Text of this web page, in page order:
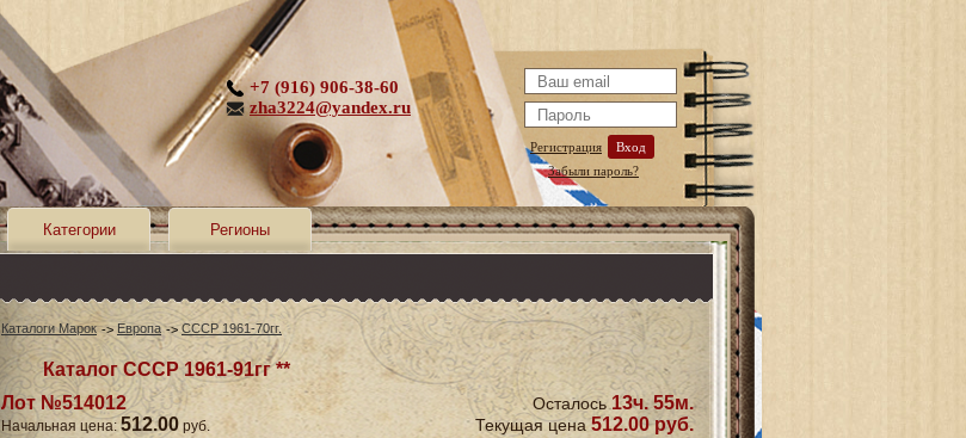
Регистрация
Вход
Забыли пароль?
+7 (916) 906-38-60
zha3224@yandex.ru
Категории Регионы
Каталоги Марок Европа СССР 1961-70гг.
Каталог СССР 1961-91гг **
Лот №514012
Начальная цена: 512.00 руб.
Осталось 13ч. 55м.
Текущая цена512.00 руб.